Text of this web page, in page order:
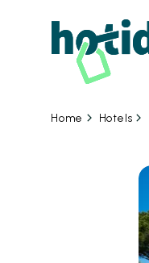
Home Hotels